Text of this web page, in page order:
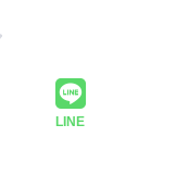
LINE